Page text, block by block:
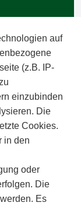
auf
(z.B. IP-
einzubinden
Die
Cookies.
in den
oder
Die
Es